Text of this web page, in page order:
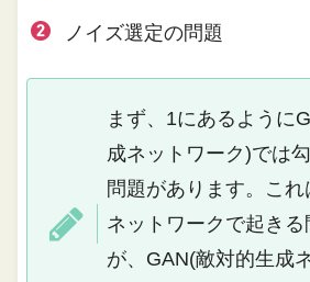
ノイズ選定の問題
まず、1にあるように
成ネットワーク)では
問題があります。こ
ネットワークで起き
が、GAN(敵対的生成